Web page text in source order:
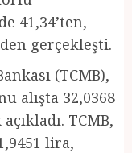
41,34’ten,
gerçekleşti.
(TCMB),
alışta 32,0368
TCMB,
lira,